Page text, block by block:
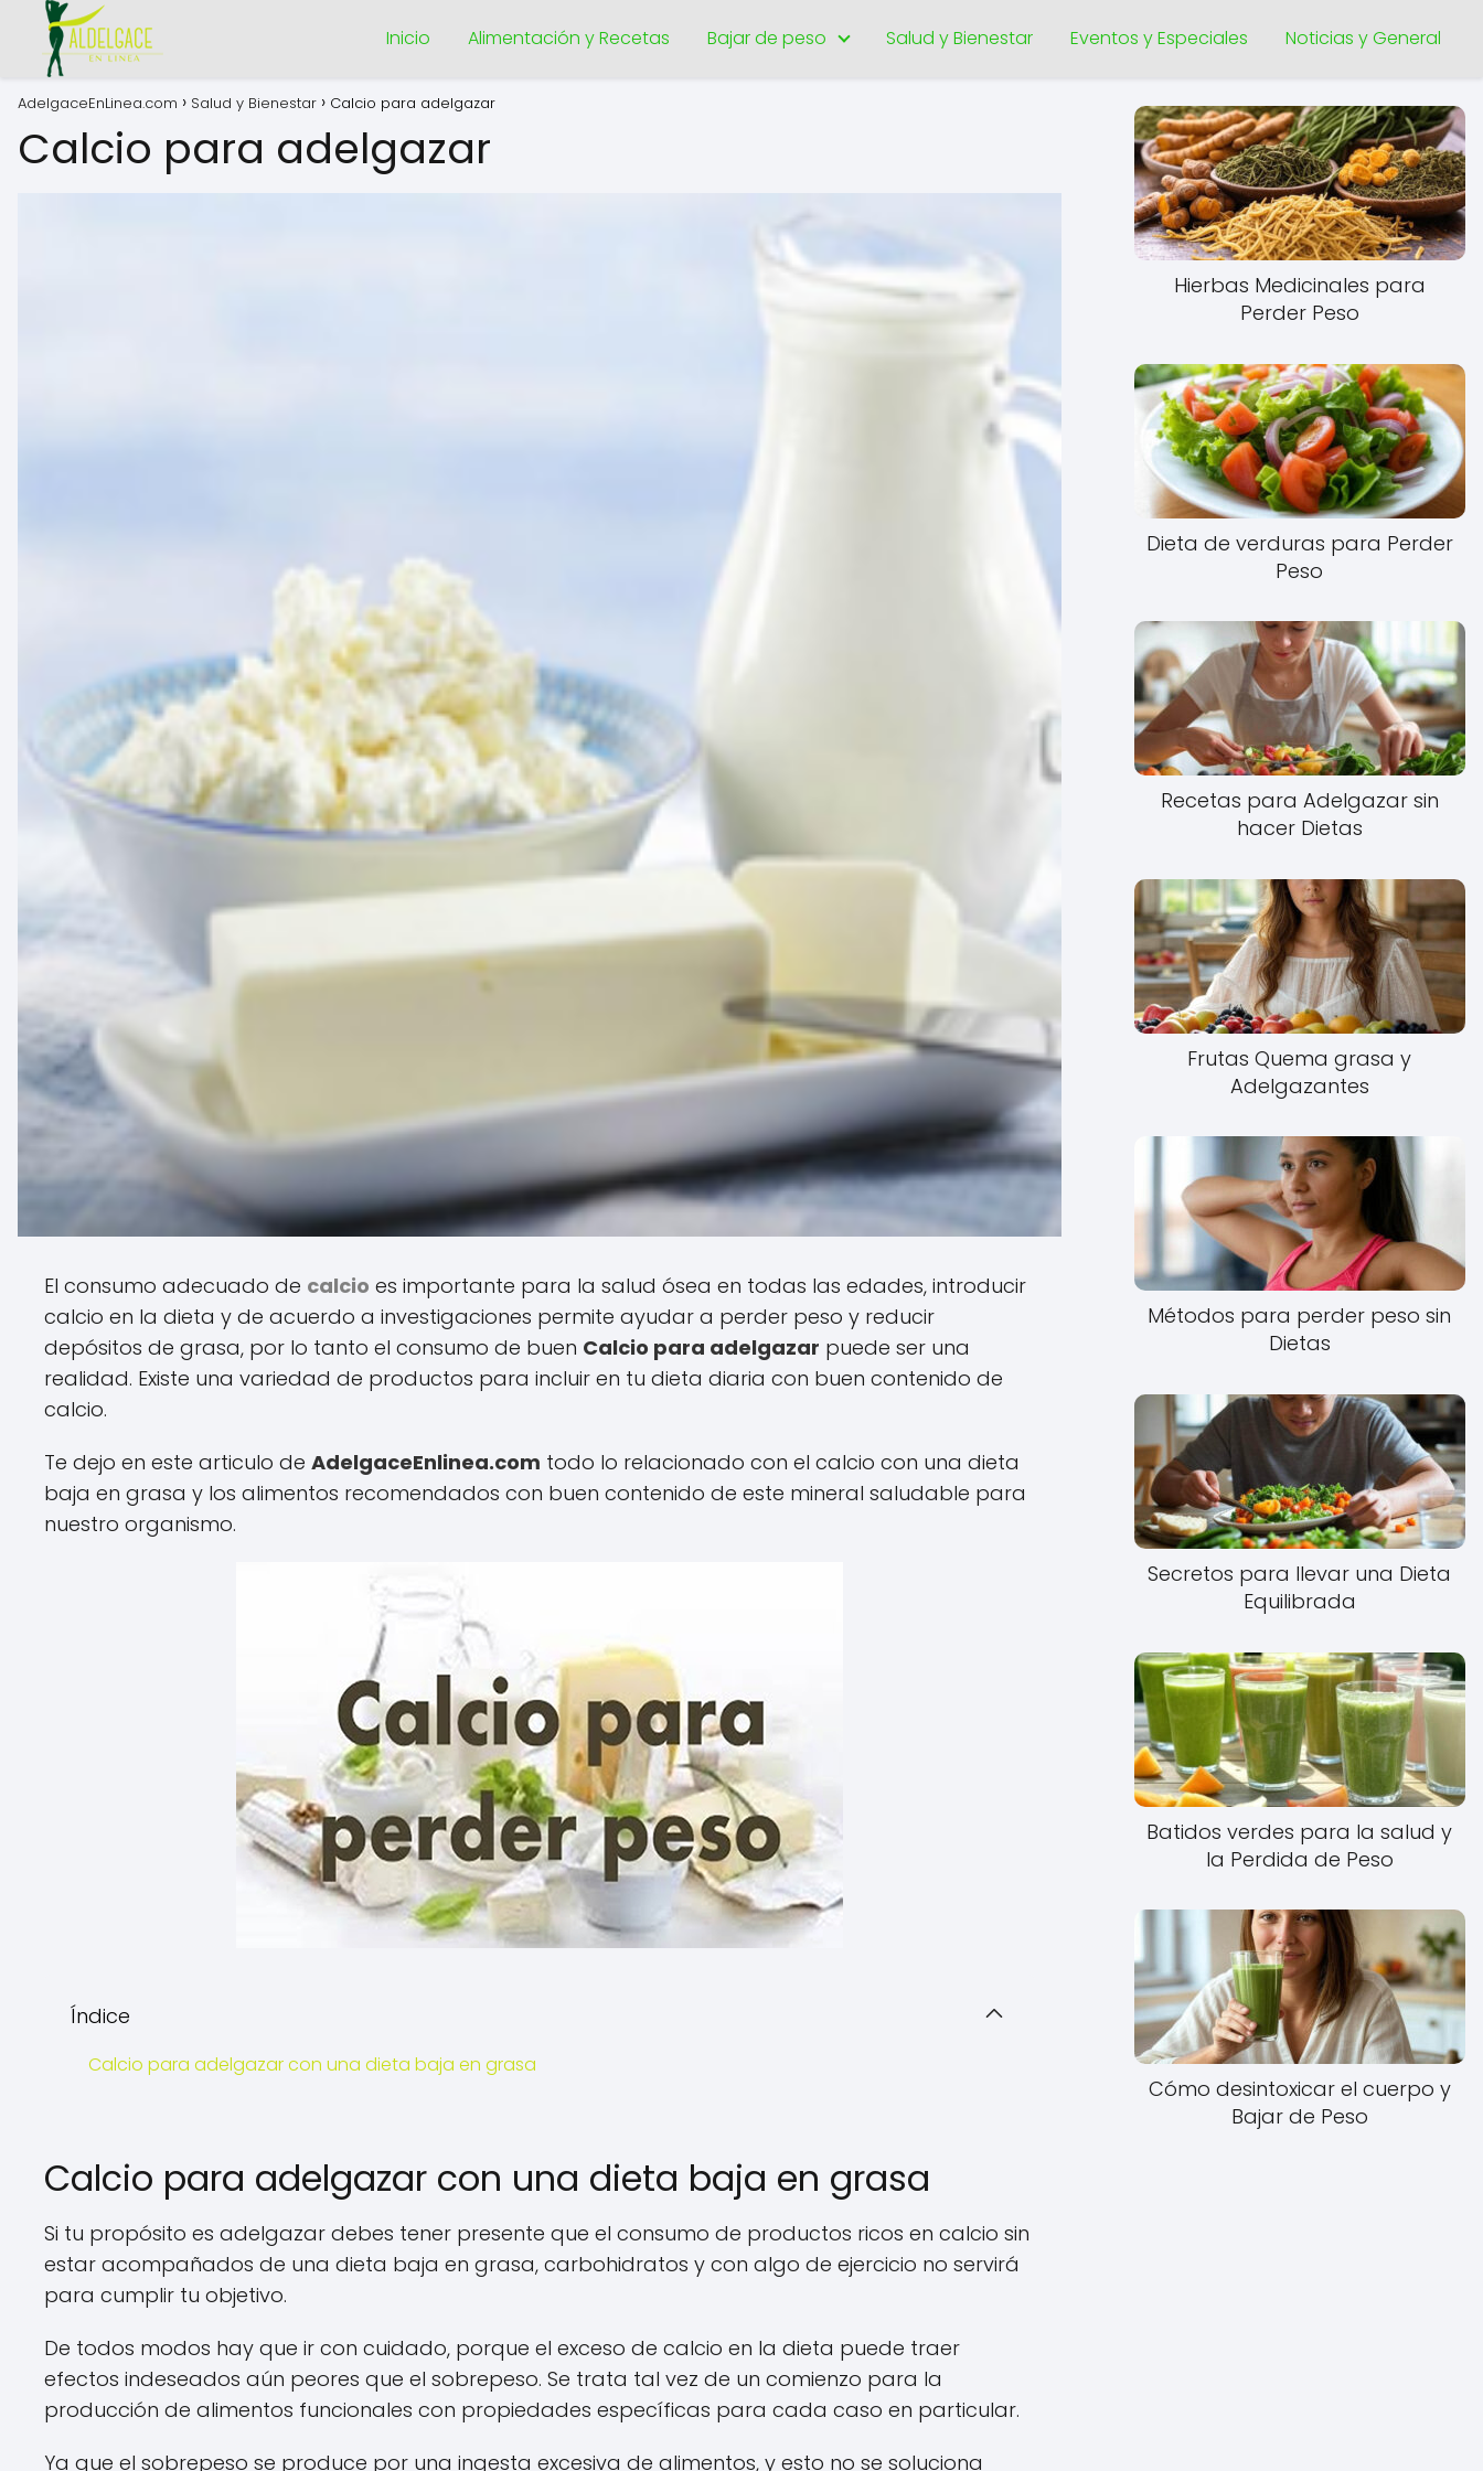
Inicio Alimentación y Recetas Bajar de peso Salud y Bienestar Eventos y Especiales Noticias y General
AdelgaceEnLinea.com Salud y Bienestar Calcio para adelgazar
Calcio para adelgazar
El consumo adecuado de calcio es importante para la salud ósea en todas las edades, introducir
calcio en la dieta y de acuerdo a investigaciones permite ayudar a perder peso y reducir
depósitos de grasa, por lo tanto el consumo de buen Calcio para adelgazar puede ser una
realidad. Existe una variedad de productos para incluir en tu dieta diaria con buen contenido de
calcio.
Te dejo en este articulo de AdelgaceEnlinea.com todo lo relacionado con el calcio con una dieta
baja en grasa y los alimentos recomendados con buen contenido de este mineral saludable para
nuestro organismo.
Índice
Calcio para adelgazar con una dieta baja en grasa
Calcio para adelgazar con una dieta baja en grasa
Si tu propósito es adelgazar debes tener presente que el consumo de productos ricos en calcio sin
estar acompañados de una dieta baja en grasa, carbohidratos y con algo de ejercicio no servirá
para cumplir tu objetivo.
De todos modos hay que ir con cuidado, porque el exceso de calcio en la dieta puede traer
efectos indeseados aún peores que el sobrepeso. Se trata tal vez de un comienzo para la
producción de alimentos funcionales con propiedades específicas para cada caso en particular.
Ya que el sobrepeso se produce por una ingesta excesiva de alimentos, y esto no se soluciona
Hierbas Medicinales para
Perder Peso
Dieta de verduras para Perder
Peso
Recetas para Adelgazar sin
hacer Dietas
Frutas Quema grasa y
Adelgazantes
Métodos para perder peso sin
Dietas
Secretos para llevar una Dieta
Equilibrada
Batidos verdes para la salud y
la Perdida de Peso
Cómo desintoxicar el cuerpo y
Bajar de Peso